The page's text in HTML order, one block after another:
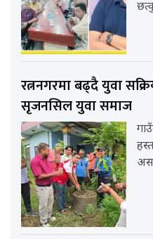
रत्ननगरमा बढ्दै युवा
सृजनसिल युवा समाज